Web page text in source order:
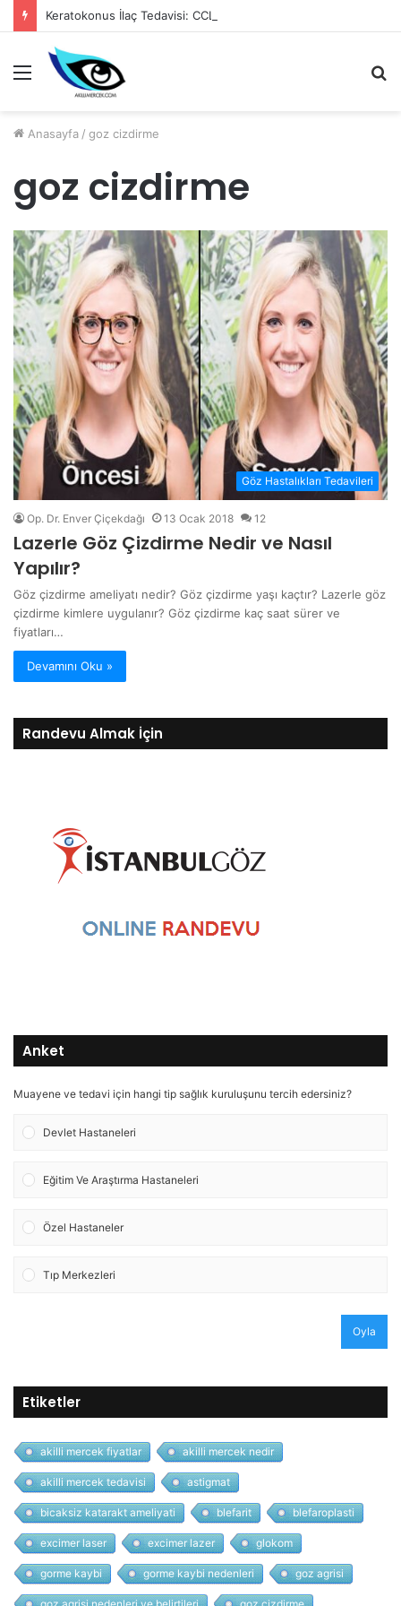
Keratokonus İlaç Tedavisi: CCL (Corneal Cross-Linking)
Menü
Anasayfa / goz cizdirme
goz cizdirme
Göz Hastalıkları Tedavileri
Op. Dr. Enver Çiçekdağı 13 Ocak 2018 12
Lazerle Göz Çizdirme Nedir ve Nasıl
Yapılır?
Göz çizdirme ameliyatı nedir? Göz çizdirme yaşı kaçtır? Lazerle göz
çizdirme kimlere uygulanır? Göz çizdirme kaç saat sürer ve
fiyatları…
Devamını Oku »
Randevu Almak İçin
Anket
Muayene ve tedavi için hangi tip sağlık kuruluşunu tercih edersiniz?
Devlet Hastaneleri
Eğitim Ve Araştırma Hastaneleri
Özel Hastaneler
Tıp Merkezleri
Oyla
Etiketler
akilli mercek fiyatlar akilli mercek nedir
akilli mercek tedavisi astigmat
bicaksiz katarakt ameliyati blefarit blefaroplasti
excimer laser excimer lazer glokom
gorme kaybi gorme kaybi nedenleri goz agrisi